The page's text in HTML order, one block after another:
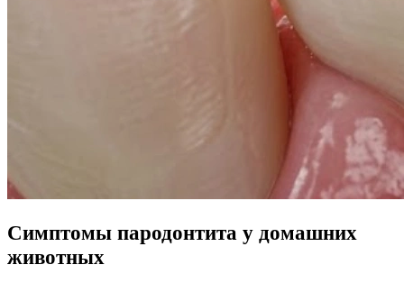
Симптомы пародонтита у домашних
животных